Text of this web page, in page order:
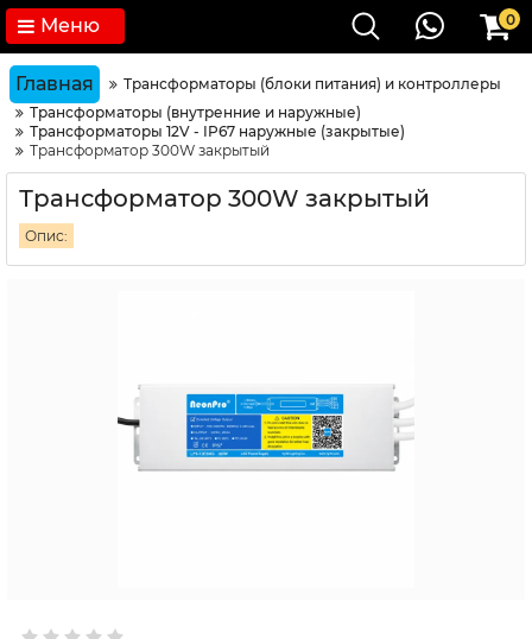
Меню 0
Главная
Трансформаторы (блоки питания) и контроллеры
Трансформаторы (внутренние и наружные)
Трансформаторы 12V - IP67 наружные (закрытые)
Трансформатор 300W закрытый
Трансформатор 300W закрытый
Опис: